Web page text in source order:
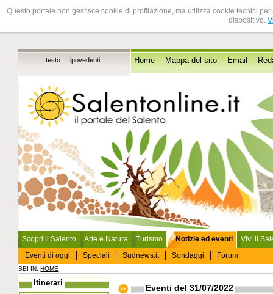
Questo portale non gestisce cookie di profilazione, ma utilizza cookie tecnici
dispositivo.
testo ipovedenti Home Mappa del sito Email
Scopri il Salento Arte e Natura Turismo
Notizie ed eventi
Eventi di oggi
Speciali Sudnews.it Sondaggi Forum
Vivi il
SEI IN:HOME
Eventi del 31/07/2022
Itinerari